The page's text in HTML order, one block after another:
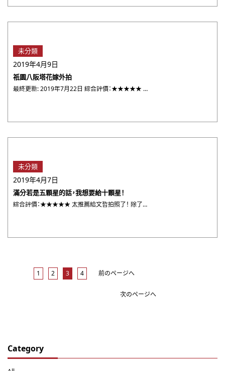
Category
未分類
2019年4月9日
祇園八阪塔花嫁外拍
最終更新: 2019年7月22日 綜合評價：★★★★★ 妝髮都非常細緻，外拍時也都有專業的老師幫忙整理和服，攝 ・・・
未分類
2019年4月7日
滿分若是五顆星的話，我想要給十顆星！
綜合評價：★★★★★ 太推薦給文哲拍照了！ 除了是臺灣人溝通完全沒問題之外，也很會教拍照擺的姿勢、表情，如果有 ・・・
前のページへ
1 2 3 4
次のページへ